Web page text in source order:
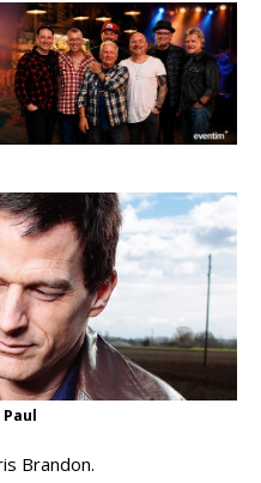
mit „I Don’t Care“
aus dem Archiv
Country.de erreicht
Leser
entführt Fans mit neuem
den ständigen
Brandon.